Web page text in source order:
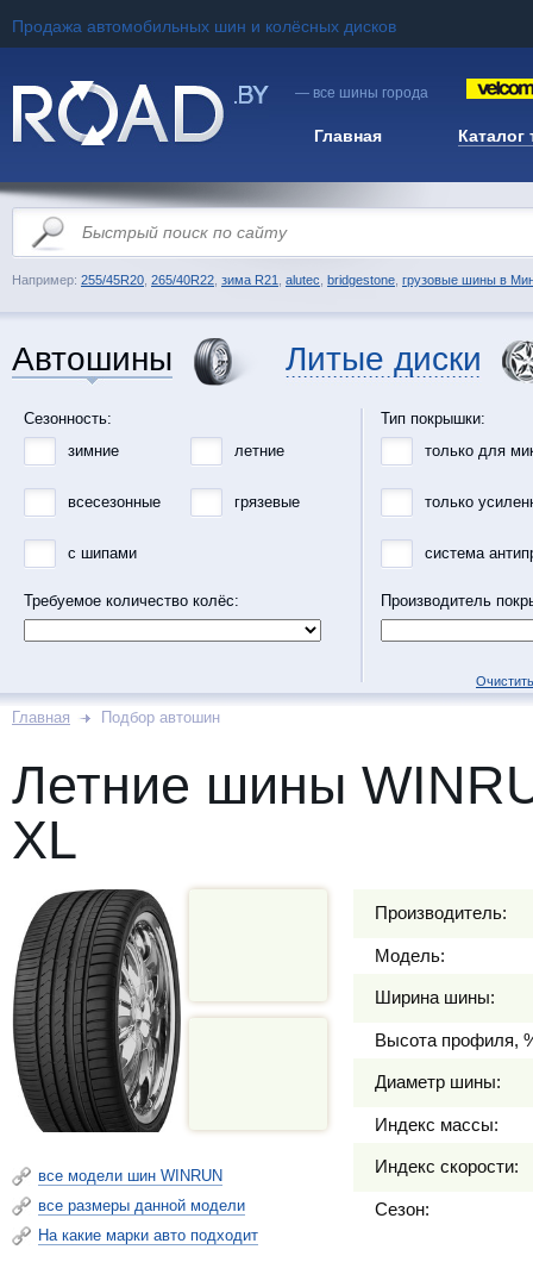
Продажа автомобильных шин и колёсных дисков
— все шины города
Главная Каталог
Например: 255/45R20 265/40R22 зима R21 alutec bridgestone грузовые шины в
Автошины Литые диски
Сезонность:
зимние
летние
всесезонные грязевые
с шипами
Требуемое количество колёс:
Тип покрышки:
только для
только
система
Производитель
Главная Подбор автошин
Летние шины
XL
все модели шин WINRUN
все размеры данной модели
На какие марки авто подходит
Производитель:
Модель:
Ширина шины:
Высота профиля,
Диаметр шины:
Индекс массы:
Индекс скорости:
Сезон: